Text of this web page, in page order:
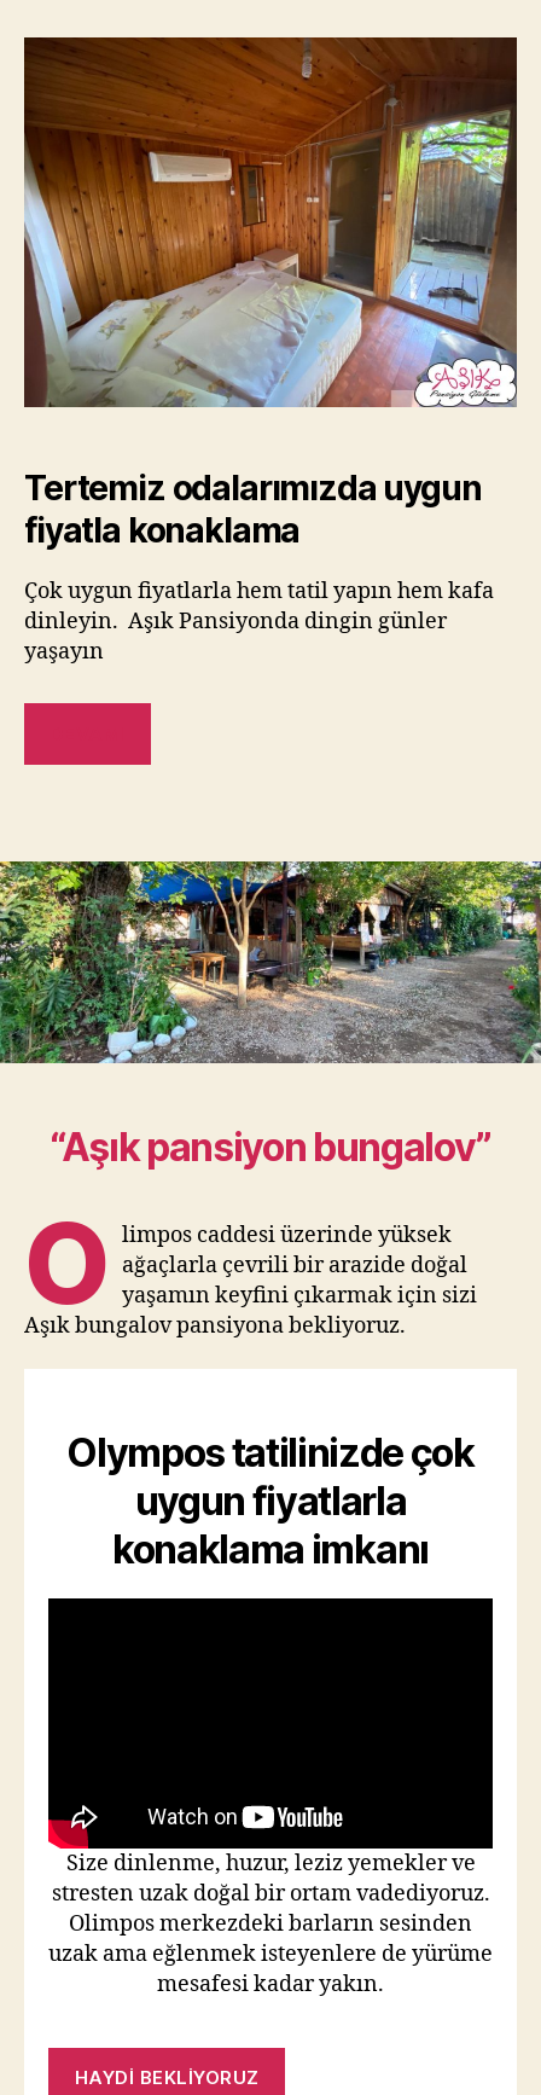
Tertemiz odalarımızda uygun
fiyatla konaklama
Çok uygun fiyatlarla hem tatil yapın hem kafa
dinleyin. Aşık Pansiyonda dingin günler
yaşayın
“Aşık pansiyon bungalov”
O limpos caddesi üzerinde yüksek
ağaçlarla çevrili bir arazide doğal
yaşamın keyfini çıkarmak için sizi
Aşık bungalov pansiyona bekliyoruz.
Olympos tatilinizde çok
uygun fiyatlarla
konaklama imkanı
Size dinlenme, huzur, leziz yemekler ve
stresten uzak doğal bir ortam vadediyoruz.
Olimpos merkezdeki barların sesinden
uzak ama eğlenmek isteyenlere de yürüme
mesafesi kadar yakın.
HAYDİ BEKLİYORUZ